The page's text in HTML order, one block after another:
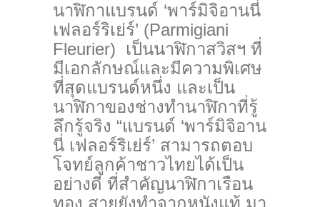
นาฬิกาแบรนด์ ‘พาร์มิจิอานนี่
เฟลอร์ริเย่ร์’ (Parmigiani
Fleurier) เป็นนาฬิกาสวิสฯ ที่
มีเอกลักษณ์และมีความพิเศษ
ที่สุดแบรนด์หนึ่ง และเป็น
นาฬิกาของช่างทำนาฬิกาที่รู้
ลึกรู้จริง “แบรนด์ ‘พาร์มิจิอาน
นี่ เฟลอร์ริเย่ร์’ สามารถตอบ
โจทย์ลูกค้าชาวไทยได้เป็น
อย่างดี ที่สำคัญนาฬิกาเรือน